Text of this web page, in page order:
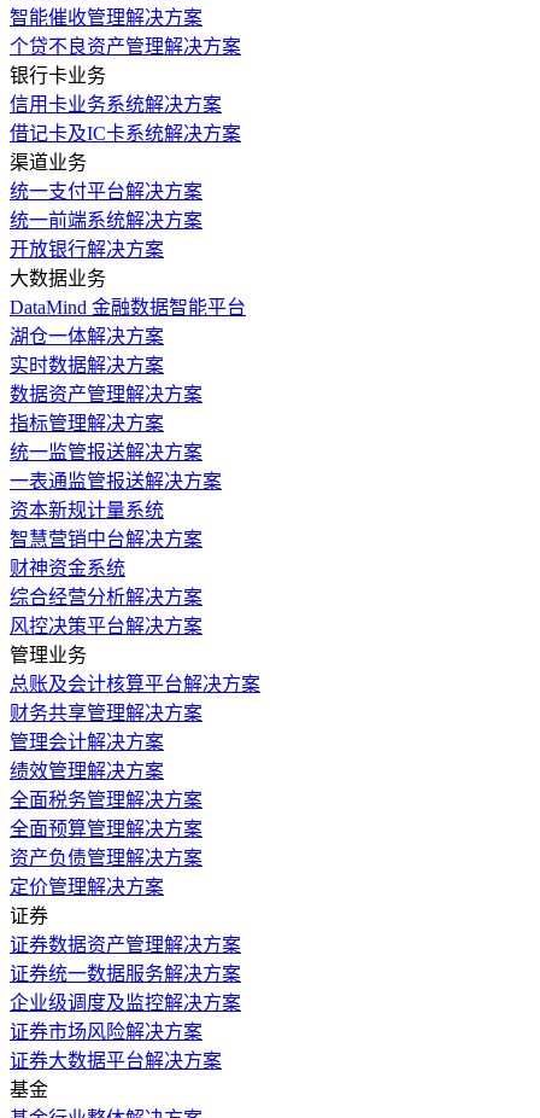
智能催收管理解决方案
个贷不良资产管理解决方案
银行卡业务
信用卡业务系统解决方案
借记卡及IC卡系统解决方案
渠道业务
统一支付平台解决方案
统一前端系统解决方案
开放银行解决方案
大数据业务
DataMind 金融数据智能平台
湖仓一体解决方案
实时数据解决方案
数据资产管理解决方案
指标管理解决方案
统一监管报送解决方案
一表通监管报送解决方案
资本新规计量系统
智慧营销中台解决方案
财神资金系统
综合经营分析解决方案
风控决策平台解决方案
管理业务
总账及会计核算平台解决方案
财务共享管理解决方案
管理会计解决方案
绩效管理解决方案
全面税务管理解决方案
全面预算管理解决方案
资产负债管理解决方案
定价管理解决方案
证券
证券数据资产管理解决方案
证券统一数据服务解决方案
企业级调度及监控解决方案
证券市场风险解决方案
证券大数据平台解决方案
基金